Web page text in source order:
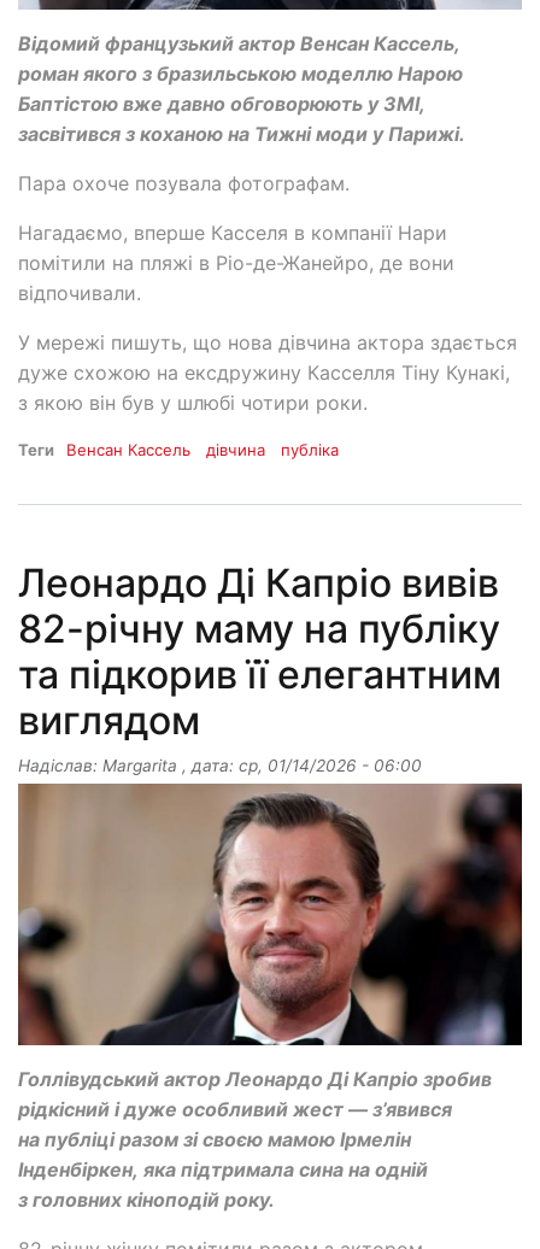
Відомий французький актор Венсан Кассель,
роман якого з бразильською моделлю Нарою
Баптістою вже давно обговорюють у ЗМІ,
засвітився з коханою на Тижні моди у Парижі.
Пара охоче позувала фотографам.
Нагадаємо, вперше Касселя в компанії Нари
помітили на пляжі в Ріо-де-Жанейро, де вони
відпочивали.
У мережі пишуть, що нова дівчина актора здається
дуже схожою на ексдружину Касселля Тіну Кунакі,
з якою він був у шлюбі чотири роки.
Теги Венсан Кассель дівчина публіка
Леонардо Ді Капріо вивів
82-річну маму на публіку
та підкорив її елегантним
виглядом
Надіслав: Margarita , дата: ср, 01/14/2026 - 06:00
Голлівудський актор Леонардо Ді Капріо зробив
рідкісний і дуже особливий жест — з’явився
на публіці разом зі своєю мамою Ірмелін
Інденбіркен, яка підтримала сина на одній
з головних кіноподій року.